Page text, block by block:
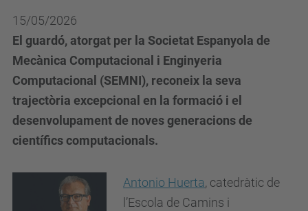
15/05/2026
El guardó, atorgat per la Societat Espanyola de
Mecànica Computacional i Enginyeria
Computacional (SEMNI), reconeix la seva
trajectòria excepcional en la formació i el
desenvolupament de noves generacions de
científics computacionals.
Antonio Huerta, catedràtic de
l’Escola de Camins i